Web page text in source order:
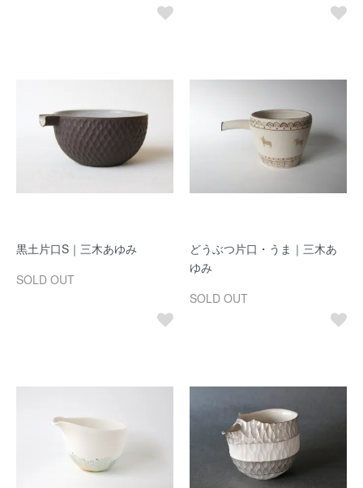
黒土片口S｜三木あゆみ
SOLD OUT
どうぶつ片口・うま｜三木あ
ゆみ
SOLD OUT